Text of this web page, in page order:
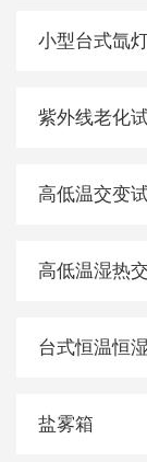
小型台式氙
紫外线老化
高低温交变
高低温湿热
台式恒温恒
盐雾箱